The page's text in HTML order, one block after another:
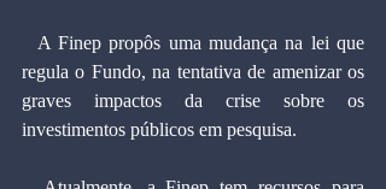
regula o Fundo, na tentativa de amenizar os
graves impactos da crise sobre os
investimentos públicos em pesquisa.